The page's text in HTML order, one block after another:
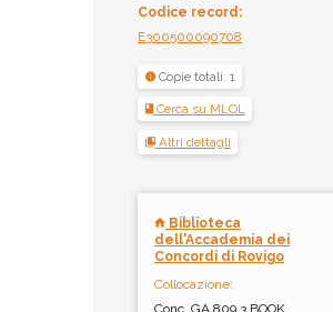
Codice record:
E300500090708
Copie totali: 1
Cerca su MLOL
Altri dettagli
Biblioteca
dell'Accademia dei
Concordi di Rovigo
Collocazione: